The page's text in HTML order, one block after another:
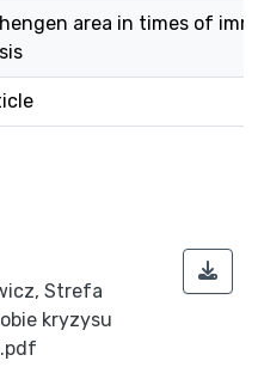
area in times of
Strefa
kryzysu